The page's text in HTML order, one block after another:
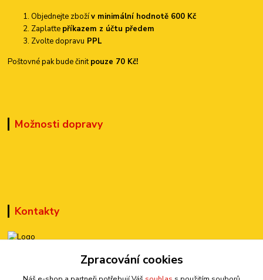
Objednejte zbožív minimální hodnotě 600 Kč
Zaplaťte příkazem z účtu předem
Zvolte dopravu PPL
Poštovné pak bude činitpouze 70 Kč!
Možnosti dopravy
Kontakty
+420 777 899 301Zpracování cookies